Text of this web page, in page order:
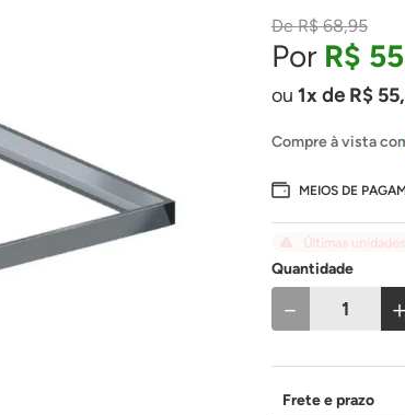
R$ 68,95
R$ 55
1 de R$ 55,
Compre à vista
MEIOS DE
Últimas unidades
Quantidade
＋
－